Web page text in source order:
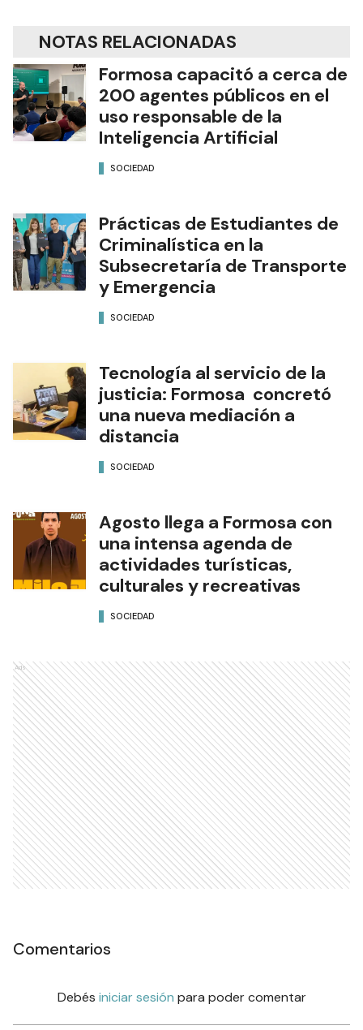
NOTAS RELACIONADAS
Formosa capacitó a cerca de
200 agentes públicos en el
uso responsable de la
Inteligencia Artificial
SOCIEDAD
Prácticas de Estudiantes de
Criminalística en la
Subsecretaría de Transporte
y Emergencia
SOCIEDAD
Tecnología al servicio de la
justicia: Formosa concretó
una nueva mediación a
distancia
SOCIEDAD
Agosto llega a Formosa con
una intensa agenda de
actividades turísticas,
culturales y recreativas
SOCIEDAD
Ads
Comentarios
Debés iniciar sesión para poder comentar